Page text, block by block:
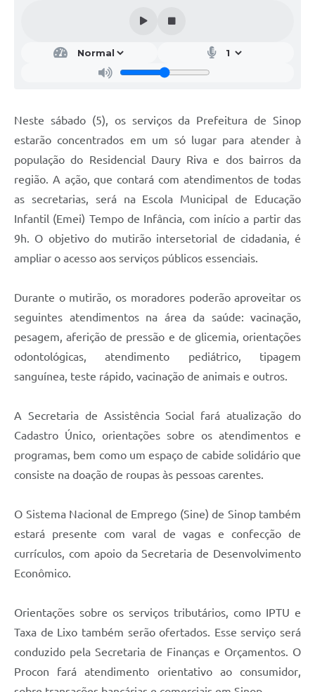
Neste sábado (5), os serviços da Prefeitura de Sinop
estarão concentrados em um só lugar para atender à
população do Residencial Daury Riva e dos bairros da
região. A ação, que contará com atendimentos de todas
as secretarias, será na Escola Municipal de Educação
Infantil (Emei) Tempo de Infância, com inícioa partir das
9h. O objetivo do mutirão intersetorial de cidadania, é
ampliar o acesso aos serviços públicos essenciais.
Durante o mutirão, os moradores poderão aproveitar os
seguintes atendimentos na área da saúde: vacinação,
pesagem, aferição de pressão e de glicemia, orientações
odontológicas, atendimento pediátrico, tipagem
sanguínea, teste rápido, vacinação de animais e outros.
A Secretaria de Assistência Social fará atualização do
Cadastro Único, orientações sobre os atendimentos e
programas, bem como um espaço de cabide solidárioque
consiste na doação de roupas às pessoas carentes.
O Sistema Nacional de Emprego (Sine) de Sinop também
estará presente com varal de vagas e confecção de
currículos, com apoio daSecretaria de Desenvolvimento
Econômico.
Orientações sobre os serviços tributários, como IPTU e
Taxa de Lixo também serão ofertados. Esse serviço será
conduzido pela Secretaria de Finanças e Orçamentos. O
Procon faráatendimento orientativo ao consumidor,